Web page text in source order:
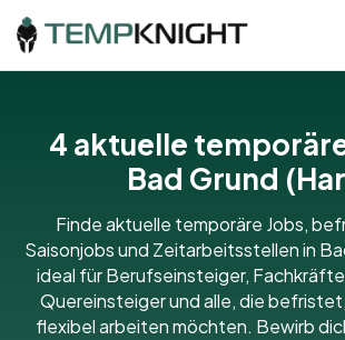
4 aktuelle
Bad Grund
Finde aktuelle temporäre Jobs,
Saisonjobs und Zeitarbeitsstellen in
ideal für Berufseinsteiger,
Quereinsteiger und alle, die
flexibel arbeiten möchten. Bewirb